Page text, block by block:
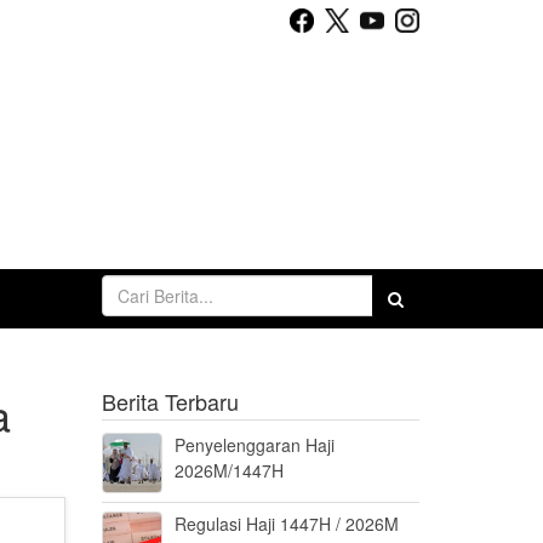
Berita Terbaru
Penyelenggaran Haji
2026M/1447H
Regulasi Haji 1447H / 2026M